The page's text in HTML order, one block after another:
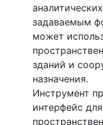
задаваемым
может
зданий и
назначения.
Инструмент
интерфейс